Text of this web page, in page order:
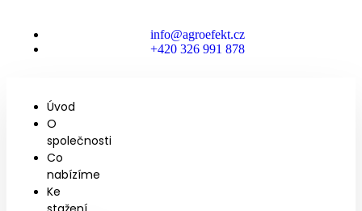
info@agroefekt.cz
+420 326 991 878
Úvod
O
společnosti
Co
nabízíme
Ke